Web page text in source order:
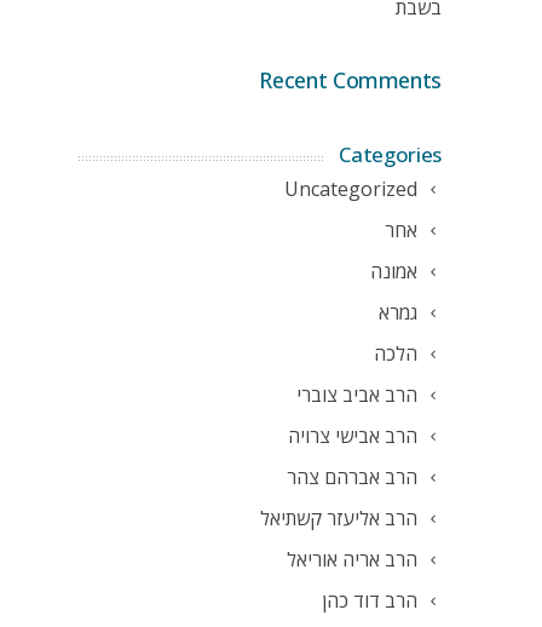
בשבת
Recent Comments
Categories
Uncategorized
אחר
אמונה
גמרא
הלכה
הרב אביב צוברי
הרב אבישי צרויה
הרב אברהם צהר
הרב אליעזר קשתיאל
הרב אריה אוריאל
הרב דוד כהן